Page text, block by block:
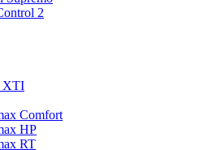
2
XTI
Comfort
HP
RT